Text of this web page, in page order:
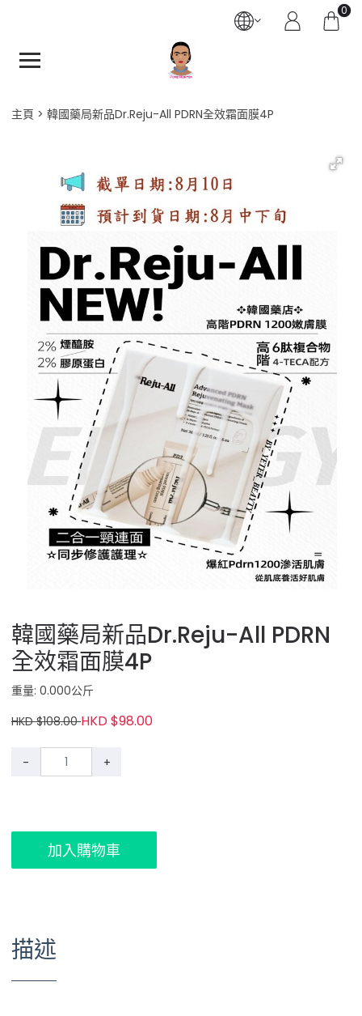
0
主頁 韓國藥局新品Dr.Reju-All PDRN全效霜面膜4P
韓國藥局新品Dr.Reju-All PDRN
全效霜面膜4P
重量: 0.000公斤
HKD $108.00HKD $98.00
- +
加入購物車
描述